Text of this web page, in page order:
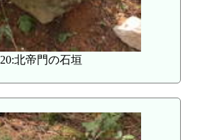
20:北帝門の石垣